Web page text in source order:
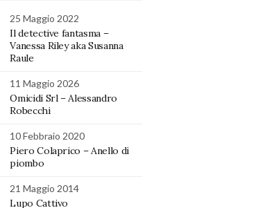
25 Maggio 2022
Il detective fantasma –
Vanessa Riley aka Susanna
Raule
11 Maggio 2026
Omicidi Srl – Alessandro
Robecchi
10 Febbraio 2020
Piero Colaprico – Anello di
piombo
21 Maggio 2014
Lupo Cattivo